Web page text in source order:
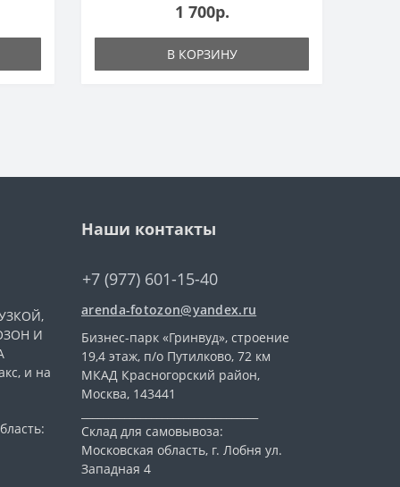
1 700р.
В КОРЗИНУ
И
и на
Наши контакты
+7 (977) 601-15-40
arenda-fotozon@yandex.ru
Бизнес-парк «Гринвуд», строение
19,4 этаж, п/о Путилково, 72 км
МКАД Красногорский район,
Москва, 143441
Склад для самовывоза:
Московская область, г. Лобня ул.
Западная 4